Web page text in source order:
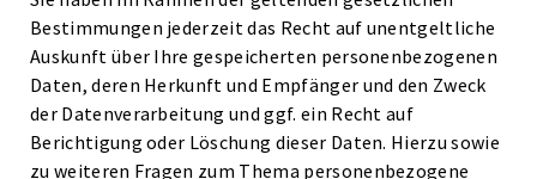
Bestimmungen jederzeit das Recht auf unentgeltliche
Auskunft über Ihre gespeicherten personenbezogenen
Daten, deren Herkunft und Empfänger und den Zweck
der Datenverarbeitung und ggf. ein Recht auf
Berichtigung oder Löschung dieser Daten. Hierzu sowie
zu weiteren Fragen zum Thema personenbezogene